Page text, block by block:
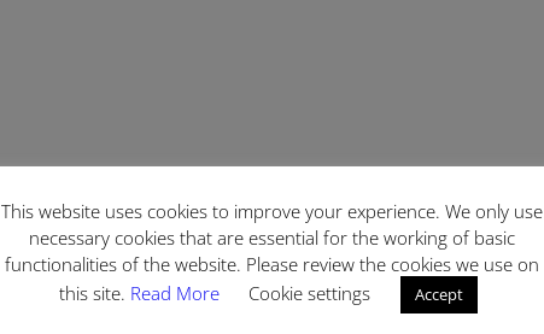
This website uses cookies to improve your experience. We only use
necessary cookies that are essential for the working of basic
functionalities of the website. Please review the cookies we use on
this site. Read More Cookie settings Accept